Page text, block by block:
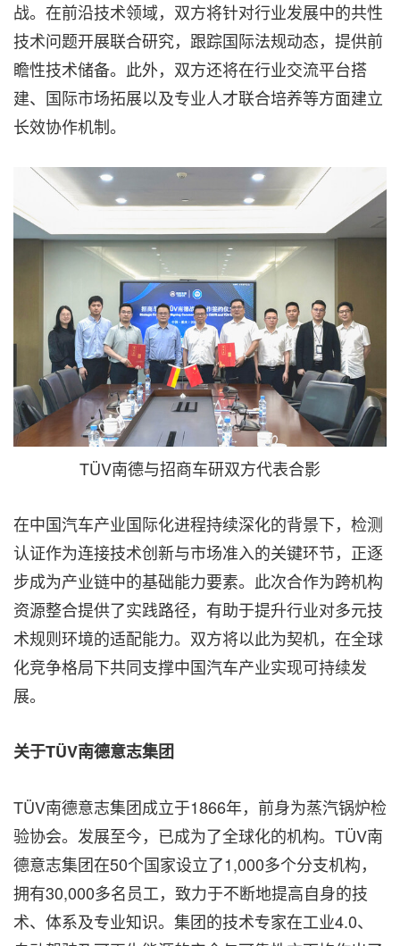
战。在前沿技术领域，双方将针对行业发展中的共性
技术问题开展联合研究，跟踪国际法规动态，提供前
瞻性技术储备。此外，双方还将在行业交流平台搭
建、国际市场拓展以及专业人才联合培养等方面建立
长效协作机制。
TÜV南德与招商车研双方代表合影
在中国汽车产业国际化进程持续深化的背景下，检测
认证作为连接技术创新与市场准入的关键环节，正逐
步成为产业链中的基础能力要素。此次合作为跨机构
资源整合提供了实践路径，有助于提升行业对多元技
术规则环境的适配能力。双方将以此为契机，在全球
化竞争格局下共同支撑中国汽车产业实现可持续发
展。
关于TÜV南德意志集团
TÜV南德意志集团成立于1866年，前身为蒸汽锅炉检
验协会。发展至今，已成为了全球化的机构。TÜV南
德意志集团在50个国家设立了1,000多个分支机构，
拥有30,000多名员工，致力于不断地提高自身的技
术、体系及专业知识。集团的技术专家在工业4.0、